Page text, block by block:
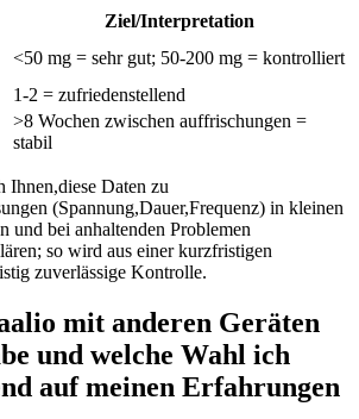
Ziel/Interpretation
<50 mg = sehr gut; 50-200 mg =​ kontrolliert
1-2 ⁣= zufriedenstellend
>8 Wochen zwischen auffrischungen⁣ =⁢
stabil
​Ihnen,diese⁤ Daten‌ zu
(Spannung,Dauer,Frequenz) in⁢ kleinen
und‌ bei anhaltenden Problemen
so ​wird aus ‍einer kurzfristigen
zuverlässige Kontrolle.
mit anderen Geräten
und welche Wahl ich
auf meinen Erfahrungen